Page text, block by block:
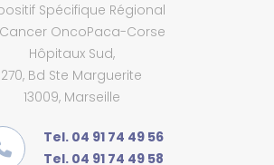
Spécifique Régional
OncoPaca-Corse
Hôpitaux Sud,
270, Bd Ste Marguerite
13009, Marseille
Tel. 04 91 74 49 56
Tel. 04 91 74 49 58